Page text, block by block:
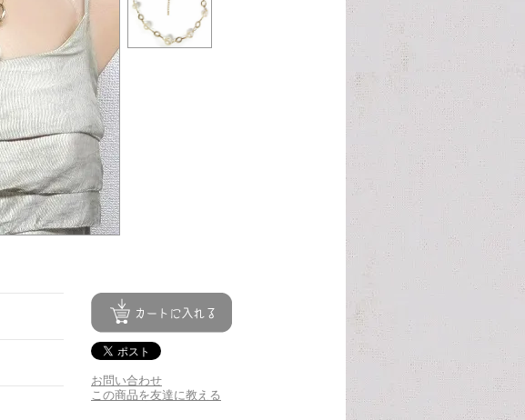
お問い合わせ
この商品を友達に教える